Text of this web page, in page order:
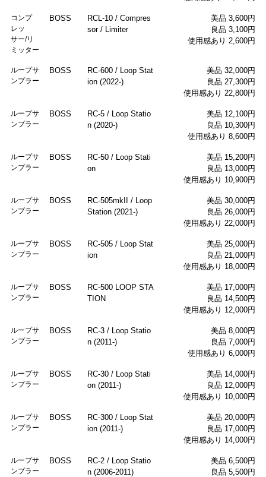
コンプ
レッ
サー/リ
ミッター
BOSS
RCL-10 / Compres
sor / Limiter
美品 3,600円
良品 3,100円
使用感あり 2,600円
ループサ
ンプラー
BOSS
RC-600 / Loop Stat
ion (2022-)
美品 32,000円
良品 27,300円
使用感あり 22,800円
ループサ
ンプラー
BOSS
RC-5 / Loop Statio
n (2020-)
美品 12,100円
良品 10,300円
使用感あり 8,600円
ループサ
ンプラー
BOSS
RC-50 / Loop Stati
on
美品 15,200円
良品 13,000円
使用感あり 10,900円
ループサ
ンプラー
BOSS
RC-505mkII / Loop
Station (2021-)
美品 30,000円
良品 26,000円
使用感あり 22,000円
ループサ
ンプラー
BOSS
RC-505 / Loop Stat
ion
美品 25,000円
良品 21,000円
使用感あり 18,000円
ループサ
ンプラー
BOSS
RC-500 LOOP STA
TION
美品 17,000円
良品 14,500円
使用感あり 12,000円
ループサ
ンプラー
BOSS
RC-3 / Loop Statio
n (2011-)
美品 8,000円
良品 7,000円
使用感あり 6,000円
ループサ
ンプラー
BOSS
RC-30 / Loop Stati
on (2011-)
美品 14,000円
良品 12,000円
使用感あり 10,000円
ループサ
ンプラー
BOSS
RC-300 / Loop Stat
ion (2011-)
美品 20,000円
良品 17,000円
使用感あり 14,000円
ループサ
ンプラー
BOSS
RC-2 / Loop Statio
n (2006-2011)
美品 6,500円
良品 5,500円